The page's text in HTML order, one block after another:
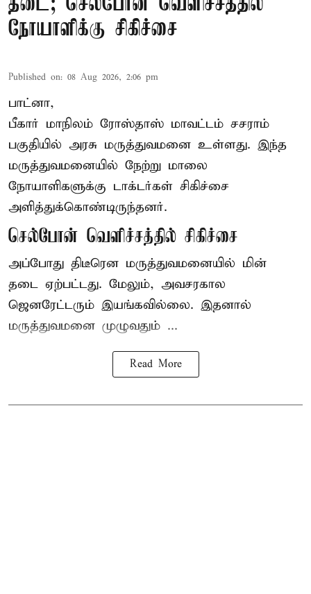
நோயாளிக்கு சிகிச்சை
Published on: 08 Aug 2026, 2:06 pm
பாட்னா,
பீகார் மாநிலம் ரோஸ்தாஸ் மாவட்டம் சசராம்
பகுதியில் அரசு மருத்துவமனை உள்ளது. இந்த
மருத்துவமனையில் நேற்று மாலை
நோயாளிகளுக்கு டாக்டர்கள் சிகிச்சை
அளித்துக்கொண்டிருந்தனர்.
செல்போன் வெளிச்சத்தில் சிகிச்சை
அப்போது திடீரென மருத்துவமனையில் மின்
தடை ஏற்பட்டது. மேலும், அவசரகால
ஜெனரேட்டரும் இயங்கவில்லை. இதனால்
மருத்துவமனை முழுவதும் ...
Read More